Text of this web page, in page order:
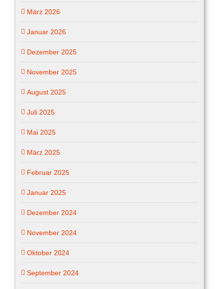
März 2026
Januar 2026
Dezember 2025
November 2025
August 2025
Juli 2025
Mai 2025
März 2025
Februar 2025
Januar 2025
Dezember 2024
November 2024
Oktober 2024
September 2024